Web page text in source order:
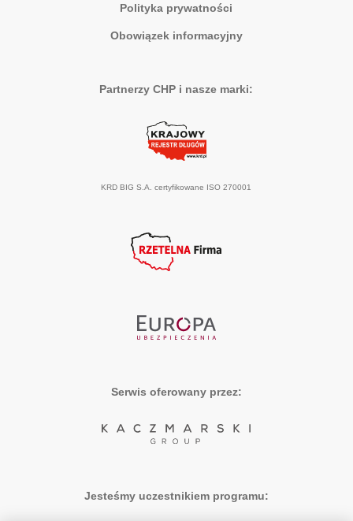
Polityka prywatności
Obowiązek informacyjny
Partnerzy CHP i nasze marki:
KRD BIG S.A. certyfikowane ISO 270001
Serwis oferowany przez:
Jesteśmy uczestnikiem programu: